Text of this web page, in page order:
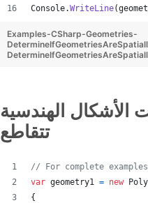
Console.WriteLine(
Examples-CSharp-Geometries-
الأشكال الهندسية
تتقاطع
// For complete
var geometry1 = new
{